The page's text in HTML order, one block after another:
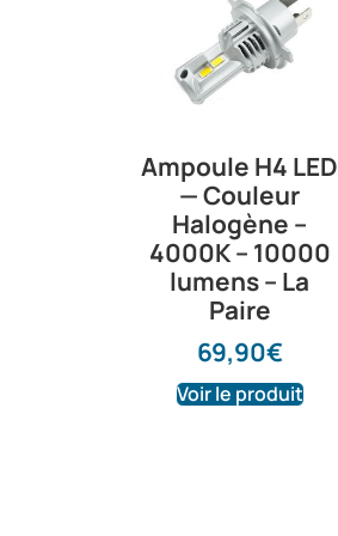
Ampoule H4 LED
— Couleur
Halogène –
4000K – 10000
lumens – La
Paire
69,90€
Voir le produit